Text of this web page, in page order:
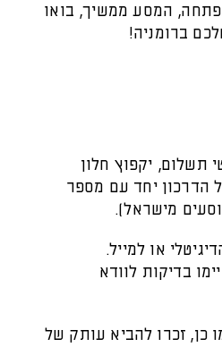
המסע ממשיך, בואו
ברומניה!
תשלום, יקפוץ חלון
הדרכון יחד עם מספר
מישראל).
או למייל.
בדיקות לוודא
כן, זכרו להביא עותק של